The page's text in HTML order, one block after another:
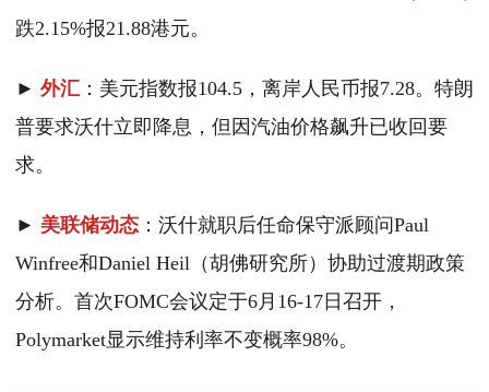
跌2.15%报21.88港元。
► 外汇 ：美元指数报104.5，离岸人民币报7.28。特朗
普要求沃什立即降息，但因汽油价格飙升已收回要
求。
► 美联储动态 ：沃什就职后任命保守派顾问Paul
Winfree和Daniel Heil（胡佛研究所）协助过渡期政策
分析。首次FOMC会议定于6月16-17日召开，
Polymarket显示维持利率不变概率98%。